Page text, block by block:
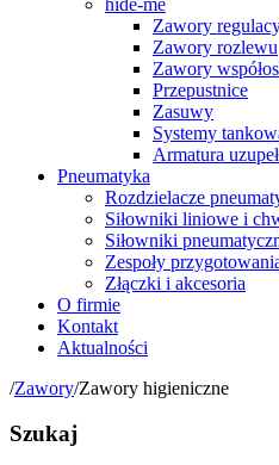
Zawory
Zawory rozlewu
Zawory
Przepustnice
Zasuwy
Systemy
Armatura
Pneumatyka
Rozdzielacze
Siłowniki liniowe i
Siłowniki
Zespoły
Złączki i akcesoria
O firmie
Kontakt
Aktualności
/Zawory/Zawory higieniczne
Szukaj